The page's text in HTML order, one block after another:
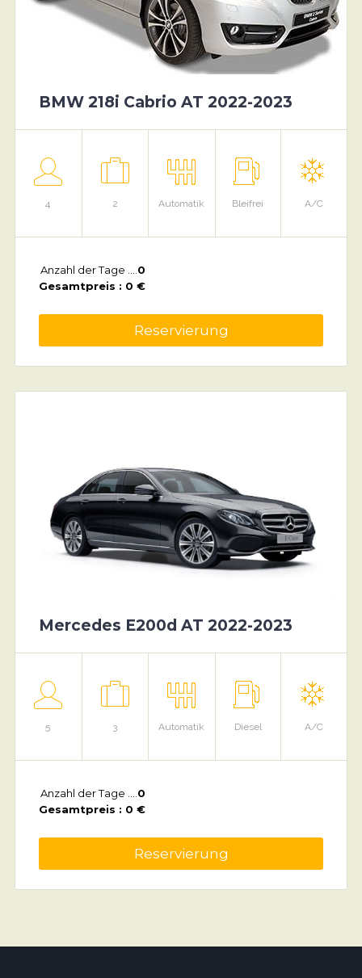
BMW 218i Cabrio AT 2022-2023
4 2 Automatik Bleifrei A/C
Anzahl der Tage .... 0
Gesamtpreis : 0 €
Reservierung
Mercedes E200d AT 2022-2023
5 3 Automatik Diesel A/C
Anzahl der Tage ....0
Gesamtpreis : 0 €
Reservierung